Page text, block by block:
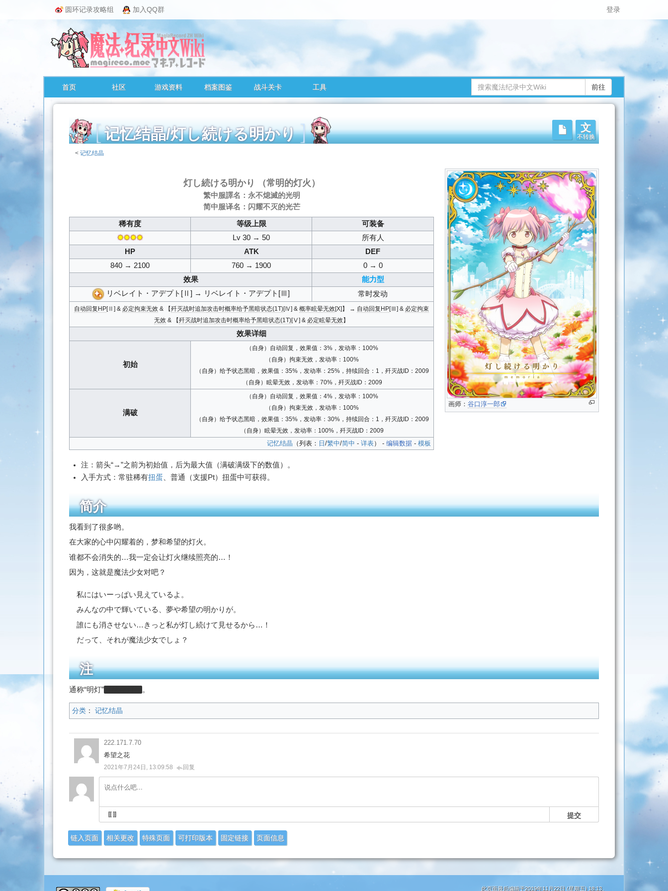
圆环记录攻略组 加入QQ群 登录
首页 社区 游戏资料 档案图鉴 战斗关卡 工具
记忆结晶/灯し続ける明かり
文
不转换
<记忆结晶
、
搜
画师： 谷口淳一郎
灯し続ける明かり （常明的灯火）
繁中服譯名：永不熄滅的光明
简中服译名：闪耀不灭的光芒
稀有度 等级上限
可装备
✸✸✸✸
Lv 30 → 50
所有人
HP
ATK
DEF
840 → 2100
760 → 1900
0 → 0
效果
能力型
リベレイト・アデプト[Ⅱ] → リベレイト・アデプト[Ⅲ]
常时发动
自动回复HP[Ⅱ] & 必定拘束无效 & 【歼灭战时追加攻击时概率给予黑暗状态(1T)[Ⅳ] &概率眩晕无效[X]】 → 自动回复HP[Ⅲ] & 必定拘束
无效 & 【歼灭战时追加攻击时概率给予黑暗状态(1T)[Ⅴ] & 必定眩晕无效】
效果详细
初始
（自身）自动回复，效果值：3%，发动率：100%
（自身）拘束无效，发动率：100%
（自身）给予状态黑暗，效果值：35%，发动率：25%，持续回合：1，歼灭战ID：2009
（自身）眩晕无效，发动率：70%，歼灭战ID：2009
满破
（自身）自动回复，效果值：4%，发动率：100%
（自身）拘束无效，发动率：100%
（自身）给予状态黑暗，效果值：35%，发动率：30%，持续回合：1，歼灭战ID：2009
（自身）眩晕无效，发动率：100%，歼灭战ID：2009
记忆结晶 （列表： 日/繁中/简中 -详表） -编辑数据 -模板
注：箭头“→”之前为初始值，后为最大值（满破满级下的数值）。
入手方式：常驻稀有扭蛋 、普通（支援Pt）扭蛋中可获得。
简介
我看到了很多哟。
在大家的心中闪耀着的，梦和希望的灯火。
谁都不会消失的…我一定会让灯火继续照亮的…！
因为，这就是魔法少女对吧？
私にはいーっぱい見えているよ。
みんなの中で輝いている、夢や希望の明かりが。
誰にも消させない…きっと私が灯し続けて見せるから…！
だって、それが魔法少女でしょ？
注
通称“明灯” 。
分类 ： 记忆结晶
222.171.7.70
希望之花
2021年7月24日, 13:09:58 回复
提交
链入页面 相关更改 特殊页面 可打印版本 固定链接 页面信息
此页面最后编辑于2019年11月22日 (星期五) 18:13。